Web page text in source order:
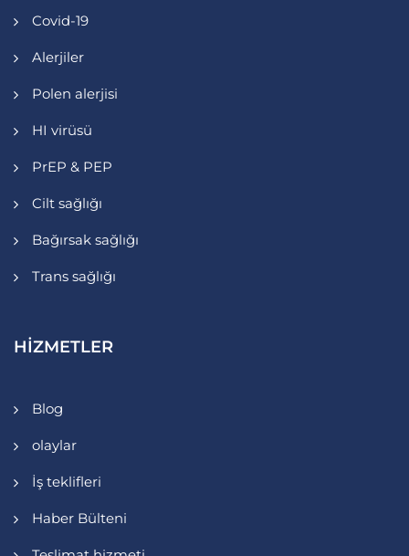
Covid-19
Alerjiler
Polen alerjisi
HI virüsü
PrEP & PEP
Cilt sağlığı
Bağırsak sağlığı
Trans sağlığı
HIZMETLER
Blog
olaylar
İş teklifleri
Haber Bülteni